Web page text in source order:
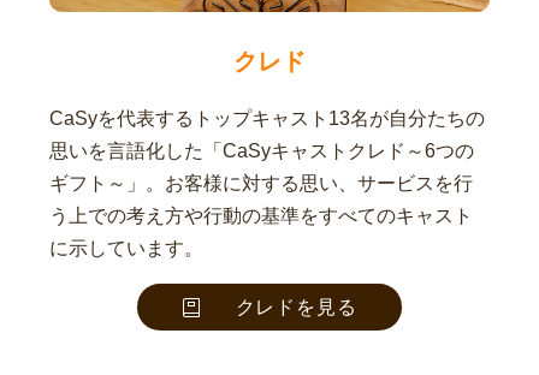
クレド
CaSyを代表するトップキャスト13名が自分たちの
思いを言語化した「CaSyキャストクレド～6つの
ギフト～」。お客様に対する思い、サービスを行
う上での考え方や行動の基準をすべてのキャスト
に示しています。
クレドを見る